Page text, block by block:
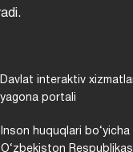
Davlat interaktiv
yagona portali
Inson huquqlari bo‘yicha
O‘zbekiston